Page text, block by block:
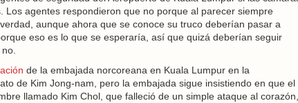
Los agentes respondieron que no porque al parecer siempre
aunque ahora que se conoce su truco deberían pasar a
eso es lo que se esperaría, así que quizá deberían seguir
de la embajada norcoreana en Kuala Lumpur en la
de Kim Jong-nam, pero la embajada sigue insistiendo en que el
llamado Kim Chol, que falleció de un simple ataque al corazón,